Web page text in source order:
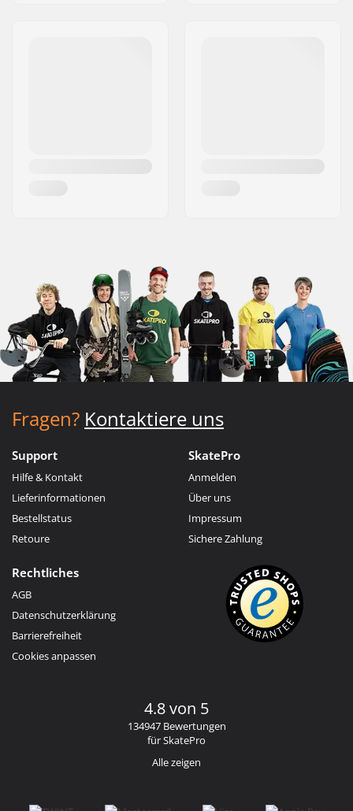
Fragen? Kontaktiere uns
Support
Hilfe & Kontakt
Lieferinformationen
Bestellstatus
Retoure
SkatePro
Anmelden
Über uns
Impressum
Sichere Zahlung
Rechtliches
AGB
Datenschutzerklärung
Barrierefreiheit
Cookies anpassen
4.8 von 5
134947 Bewertungen
für SkatePro
Alle zeigen